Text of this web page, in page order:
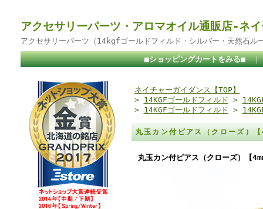
アクセサリーパーツ・アロマオイル通販店-ネ
アクセサリーパーツ（14kgfゴールドフィルド・シルバー・天然石ル
■ショッピングカートをみる■
ネイチャーガイダンス【TOP】
> 14KGFゴールドフィルド >
> 14KGFゴールドフィルド >
丸玉カン付ピアス（クローズ
丸玉カン付ピアス（クローズ）【